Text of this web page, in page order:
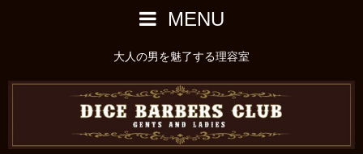
MENU
大人の男を魅了する理容室